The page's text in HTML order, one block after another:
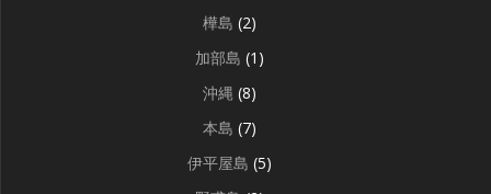
樺島 (2)
加部島 (1)
沖縄 (8)
本島 (7)
伊平屋島 (5)